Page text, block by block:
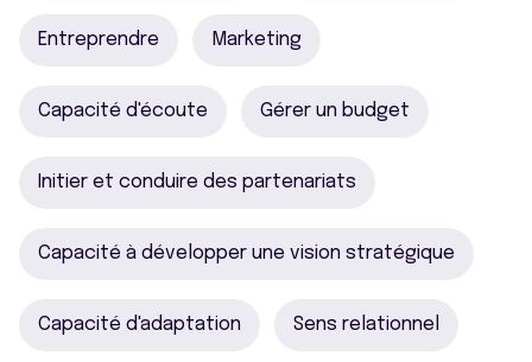
Entreprendre Marketing
Capacité d'écoute Gérer un budget
Initier et conduire des partenariats
Capacité à développer une vision stratégique
Capacité d'adaptation Sens relationnel